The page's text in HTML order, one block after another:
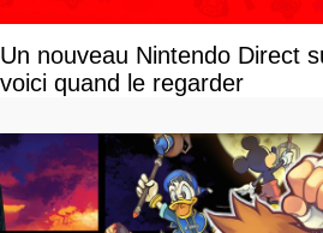
Un nouveau Nintendo Direct
voici quand le regarder